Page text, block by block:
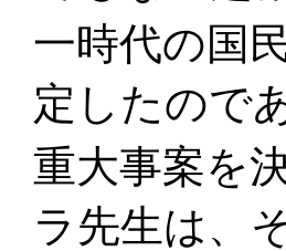
一時代の国
定したので
重大事案を
ラ先生は、